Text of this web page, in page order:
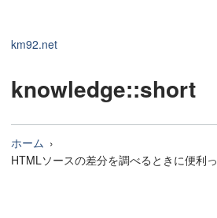
km92.net
knowledge::short
ホーム
HTMLソースの差分を調べるときに便利